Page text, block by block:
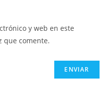
y web en este
que comente.